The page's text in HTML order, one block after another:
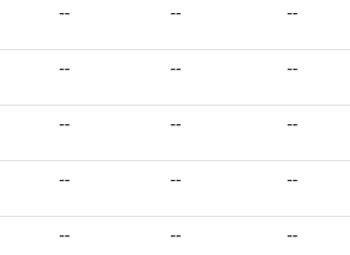
-- -- --
-- -- --
-- -- --
-- -- --
-- -- --